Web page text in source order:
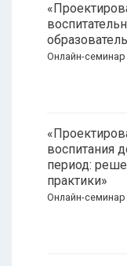
Онлайн-семинар
воспитания
период:
практики»
Онлайн-семинар